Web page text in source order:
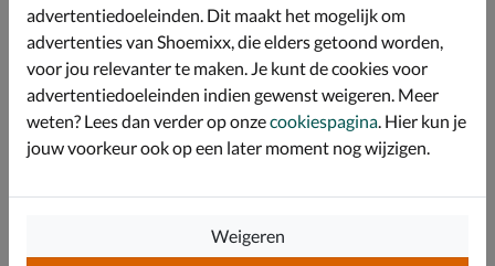
Specificaties
Over Rieker
Bekijk meer
Mocassins & loafers
advertentiedoeleinden. Dit maakt het mogelijk om
advertenties van Shoemixx, die elders getoond worden,
voor jou relevanter te maken. Je kunt de cookies voor
advertentiedoeleinden indien gewenst weigeren. Meer
weten? Lees dan verder op onzecookiespagina. Hier kun je
jouw voorkeur ook op een later moment nog wijzigen.
Weigeren